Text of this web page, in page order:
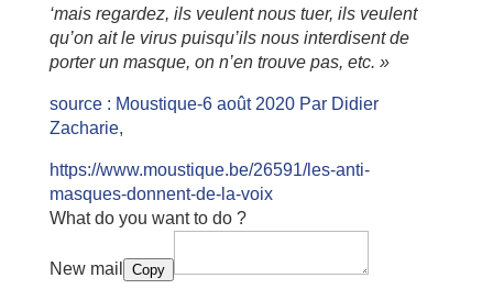
‘mais regardez, ils veulent nous tuer, ils veulent
qu’on ait le virus puisqu’ils nous interdisent de
porter un masque, on n’en trouve pas, etc. »
source : Moustique-6 août 2020 Par Didier
Zacharie,
https://www.moustique.be/26591/les-anti-
masques-donnent-de-la-voix
What do you want to do ?
New mail Copy